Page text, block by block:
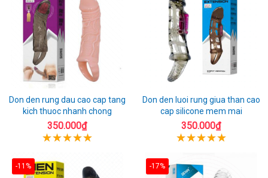
Don den rung dau cao cap tang
kich thuoc nhanh chong
350.000₫
Don den luoi rung giua than cao
cap silicone mem mai
350.000₫
-11% -17%